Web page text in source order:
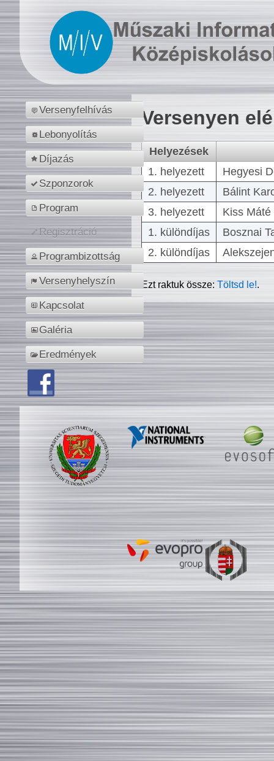
Versenyfelhívás
Lebonyolítás
Díjazás
Szponzorok
Program
Regisztráció
Programbizottság
Versenyhelyszín
Kapcsolat
Galéria
Eredmények
Versenyen
Helyezések
1. helyezett
Hegyesi
2. helyezett
Bálint
3. helyezett
Kiss
1. különdíjas
Bosznai
2. különdíjas
Ezt raktuk össze:Töltsd le!.